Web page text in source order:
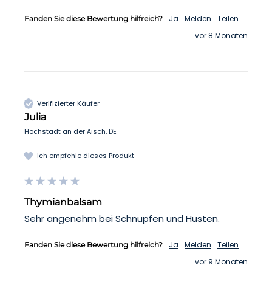
Fanden Sie diese Bewertung hilfreich? Ja Melden
Teilen
vor 8 Monaten
Verifizierter Käufer
Julia
Höchstadt an der Aisch, DE
Ich empfehle dieses Produkt
Thymianbalsam
Sehr angenehm bei Schnupfen und Husten.
Fanden Sie diese Bewertung hilfreich? Ja Melden
Teilen
vor 9 Monaten